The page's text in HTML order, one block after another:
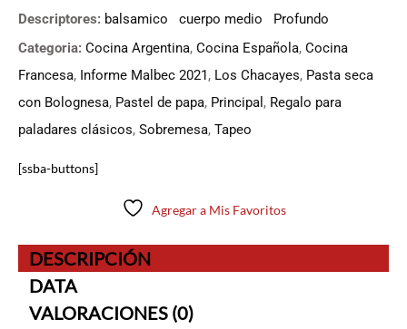
Descriptores: balsamico cuerpo medio
Profundo
Categoria: Cocina Argentina, Cocina Española, Cocina
Francesa, Informe Malbec 2021 , Los Chacayes, Pasta seca
con Bolognesa, Pastel de papa, Principal , Regalo para
paladares clásicos, Sobremesa, Tapeo
[ssba-buttons]
Agregar a Mis Favoritos
DESCRIPCIÓN
DATA
VALORACIONES (0)